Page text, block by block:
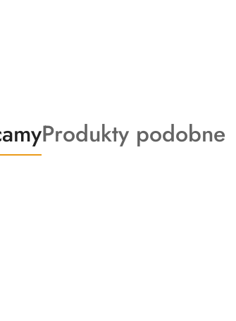
Produkty
o
Produkty podobne